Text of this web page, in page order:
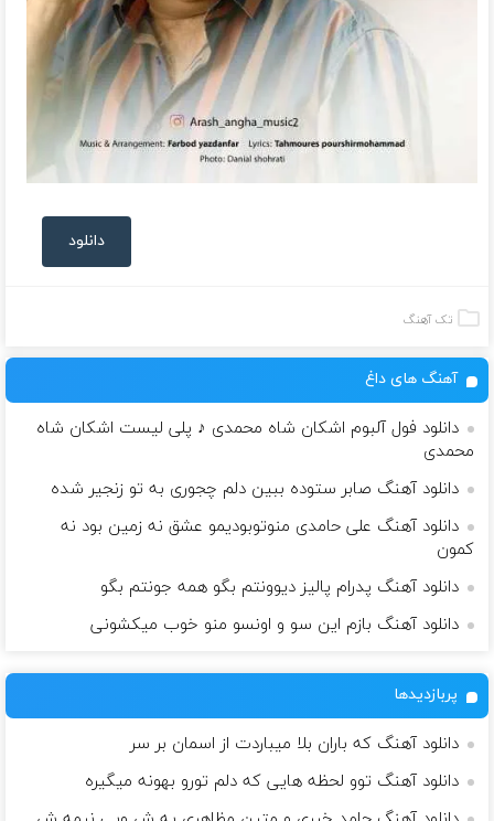
دانلود
تک آهنگ
آهنگ های داغ
دانلود فول آلبوم اشکان شاه محمدی ♪ پلی لیست اشکان شاه
محمدی
دانلود آهنگ صابر ستوده ببین دلم چجوری به تو زنجیر شده
دانلود آهنگ علی حامدی منوتوبودیمو عشق نه زمین بود نه
کمون
دانلود آهنگ پدرام پالیز دیوونتم بگو همه جونتم بگو
دانلود آهنگ بازم این سو و اونسو منو خوب میکشونی
پربازدیدها
دانلود آهنگ که باران بلا میباردت از اسمان بر سر
دانلود آهنگ توو لحظه هایی که دلم تورو بهونه میگیره